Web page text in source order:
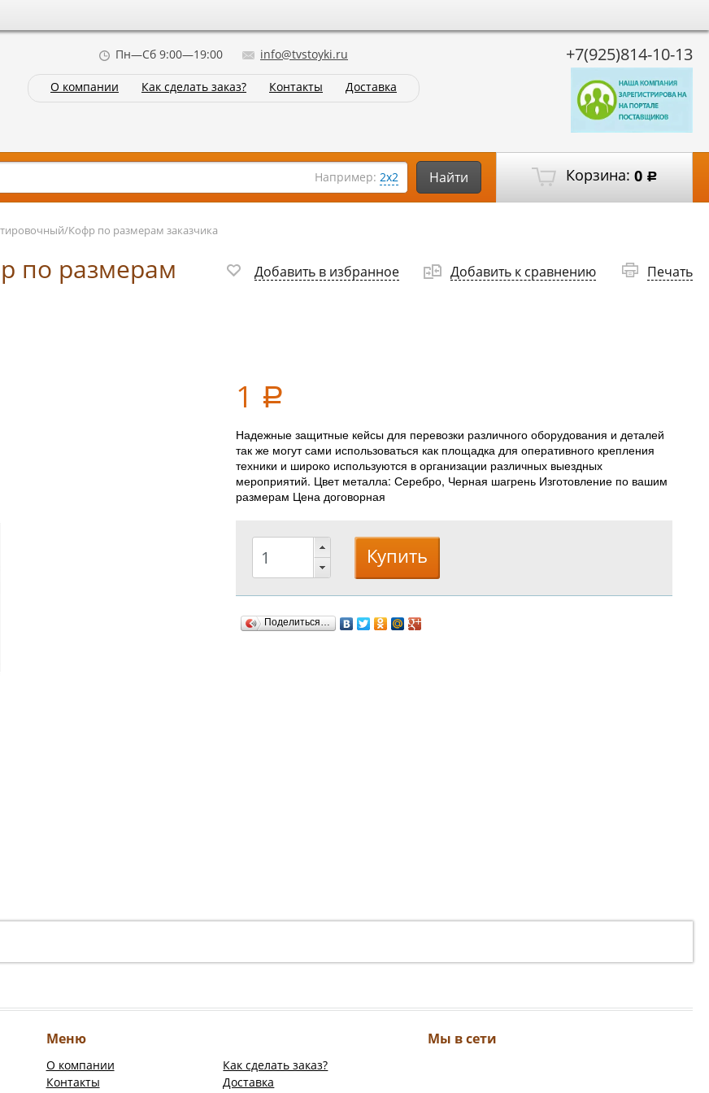
+7(925)814-10-13
Пн—Сб 9:00—19:00 info@tvstoyki.ru
О компании Как сделать заказ? Контакты Доставка
Корзина: 0 Р
Например: 2х2 Найти
Кофр по размерам заказчика
по размерам
Добавить в избранное Добавить к сравнению Печать
1 Р
Надежные защитные кейсы для перевозки различного оборудования и деталей
так же могут сами использоваться как площадка для оперативного крепления
техники и широко используются в организации различных выездных
мероприятий. Цвет металла: Серебро, Черная шагрень Изготовление по вашим
размерам Цена договорная
Поделиться…
Мы в сети
Меню
О компании
Как сделать заказ?
Контакты
Доставка